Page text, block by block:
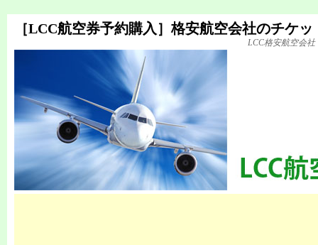
［LCC航空券予約購入］格安航空会社のチケ
LCC格安航空会